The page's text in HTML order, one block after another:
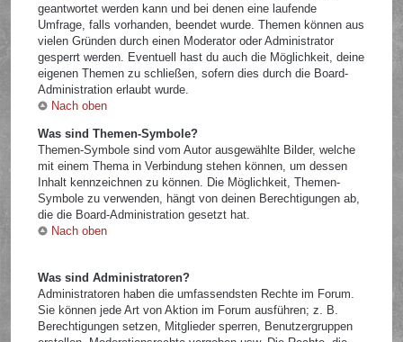
geantwortet werden kann und bei denen eine laufende
Umfrage, falls vorhanden, beendet wurde. Themen können aus
vielen Gründen durch einen Moderator oder Administrator
gesperrt werden. Eventuell hast du auch die Möglichkeit, deine
eigenen Themen zu schließen, sofern dies durch die Board-
Administration erlaubt wurde.
Nach oben
Was sind Themen-Symbole?
Themen-Symbole sind vom Autor ausgewählte Bilder, welche
mit einem Thema in Verbindung stehen können, um dessen
Inhalt kennzeichnen zu können. Die Möglichkeit, Themen-
Symbole zu verwenden, hängt von deinen Berechtigungen ab,
die die Board-Administration gesetzt hat.
Nach oben
Was sind Administratoren?
Administratoren haben die umfassendsten Rechte im Forum.
Sie können jede Art von Aktion im Forum ausführen; z. B.
Berechtigungen setzen, Mitglieder sperren, Benutzergruppen